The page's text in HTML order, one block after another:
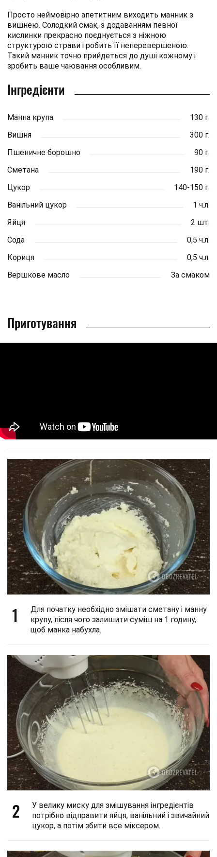
Просто неймовірно апетитним виходить манник з
вишнею. Солодкий смак, з додаванням певної
кислинки прекрасно поєднується з ніжною
структурою страви і робить її неперевершеною.
Такий манник точно прийдеться до душі кожному і
зробить ваше чаювання особливим.
Інгредієнти
Манна крупа
130 г.
Вишня
300 г.
Пшеничне борошно
90 г.
Сметана
190 г.
Цукор
140-150 г.
Ванільний цукор
1 ч.л.
Яйця
2 шт.
Сода
0,5 ч.л.
Кориця
0,5 ч.л.
Вершкове масло
За смаком
Приготування
1
Для початку необхідно змішати сметану і манну
крупу, після чого залишити суміш на 1 годину,
щоб манка набухла.
2
У велику миску для змішування інгредієнтів
потрібно відправити яйця, ванільний і звичайний
цукор, а потім збити все міксером.